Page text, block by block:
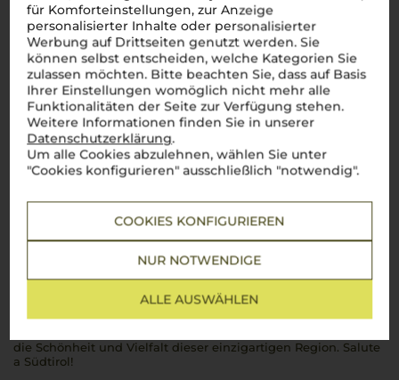
für Komforteinstellungen, zur Anzeige
personalisierter Inhalte oder personalisierter
Werbung auf Drittseiten genutzt werden. Sie
können selbst entscheiden, welche Kategorien Sie
zulassen möchten. Bitte beachten Sie, dass auf Basis
Ihrer Einstellungen womöglich nicht mehr alle
Funktionalitäten der Seite zur Verfügung stehen.
Weitere Informationen finden Sie in unserer
Datenschutzerklärung.
Um alle Cookies abzulehnen, wählen Sie unter
"Cookies konfigurieren" ausschließlich "notwendig".
COOKIES KONFIGURIEREN
NUR NOTWENDIGE
ALLE AUSWÄHLEN
Über die Region
Südtirol
Die alpinische Weinregion Italiens mit einzigartigem
Charakter
Willkommen inSüdtirol, wo majestätische
der faszinierendsten Weinregionen des Landes bilden.
Zwischen imposanten Berggipfeln und sonnenverwöhnten
Weißburgunder aus derCantina Terlan, der aromatische
Sauvignon Blancoder der vollmundigeLagrein– dieWeine
sind frisch, elegant und unverwechselbar. Dazu
kommen regionale Spezialitäten wie der leichte Vernatsch,
der perfekt zu den herzhaften Gerichten der alpinencucina
die Schönheit und Vielfalt dieser einzigartigen Region. Salute
a Südtirol!